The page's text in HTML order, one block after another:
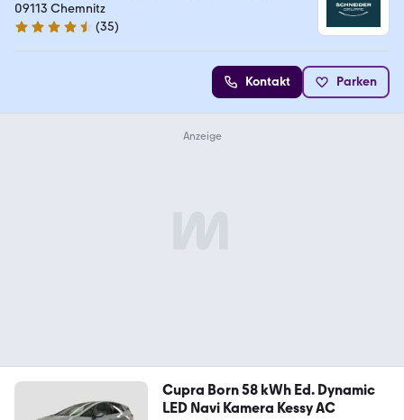
Wohnmobilcenter
09113 Chemnitz
4.7 Sterne
(35)
Kontakt Parken
Cupra Born 58 kWh Ed. Dynamic
LED Navi Kamera Kessy AC